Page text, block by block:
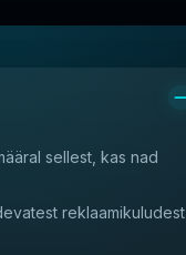
sellest, kas nad
reklaamikuludest